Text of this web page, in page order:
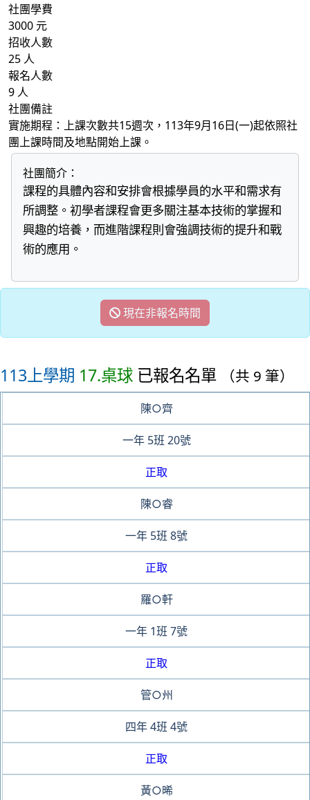
社團學費
3000 元
招收人數
25 人
報名人數
9 人
社團備註
實施期程：上課次數共15週次，113年9月16日(一)起依照社
團上課時間及地點開始上課。
社團簡介：
課程的具體內容和安排會根據學員的水平和需求有
所調整。初學者課程會更多關注基本技術的掌握和
興趣的培養，而進階課程則會強調技術的提升和戰
術的應用。
現在非報名時間
113上學期 17.桌球 已報名名單 （共 9 筆）
陳○齊
一年 5班 20號
正取
陳○睿
一年 5班 8號
正取
羅○軒
一年 1班 7號
正取
管○州
四年4班 4號
正取
黃○晞